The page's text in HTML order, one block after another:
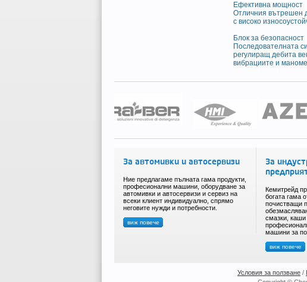
Ефективна мощност
Отличния вътрешен
с високо
Блок за безопасност
Последователната
регулиращ дебита
вибрациите и
За автомивки и автосервизи
Ние предлагаме пълната гама продукти,
професионални машини, оборудване за
автомивки и автосервизи и сервиз на
всеки клиент индивидуално, спрямо
неговите нужди и потребности.
виж повече
За
Кемитрейд
богата гама
почистващи
смазки, каши
машини за
виж повече
Условия за ползване /